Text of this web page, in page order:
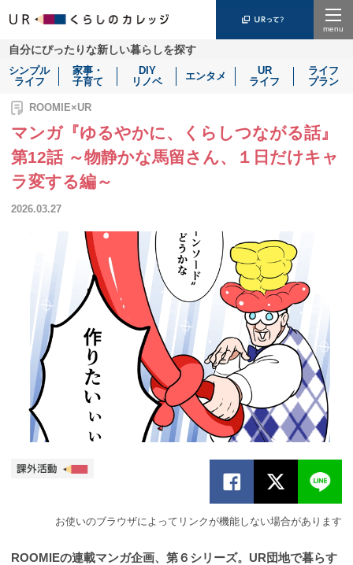
自分にぴったりな新しい暮らしを探す
シンプル
ライフ
家事・
子育て
DIY
リノベ
エンタメ
UR
ライフ
ライフ
プラン
ROOMIE×UR
マンガ『ゆるやかに、くらしつながる話』
第12話 ～物静かな馬留さん、１日だけキャ
ラ変する編～
2026.03.27
お使いのブラウザによってリンクが機能しない場合があります
ROOMIEの連載マンガ企画、第６シリーズ。UR団地で暮らす